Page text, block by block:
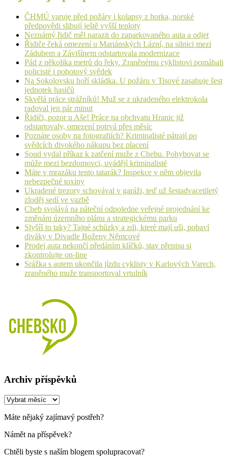
ČHMÚ varuje před požáry i kolapsy z horka, norské
předpovědi slibují ještě vyšší teploty
Neznámý řidič měl narazit do zaparkovaného auta a odjet
Řidiče čeká omezení u Mariánských Lázní, na silnici mezi
Zádubem a Závišínem odstartovala modernizace
Pád z několika metrů do řeky. Zraněnému cyklistovi pomáhali
policisté i pohotový svědek
Na Sokolovsku hoří skládka. U požáru v Tisové zasahuje šest
jednotek hasičů
Skvělá práce strážníků! Muž se z ukradeného elektrokola
radoval jen pár minut
Řidiči, pozor u Aše! Práce na obchvatu Hranic již
odstartovaly, omezení potrvá přes měsíc
Poznáte osoby na fotografiích? Kriminalisté pátrají po
svědcích divokého nákupu bez placení
Soud vydal příkaz k zatčení muže z Chebu. Pohybovat se
může mezi bezdomovci, uvádějí kriminalisté
Máte v mrazáku tento tatarák? Inspekce v něm objevila
nebezpečné toxiny
Ukradené trezory schovával v garáži, teď už šestadvacetiletý
zloděj sedí ve vazbě
Cheb svolává na páteční odpoledne veřejné projednání ke
změnám územního plánu a strategickému parku
Slyšíš to taky? Tajné schůzky a zdi, které mají uši, pobaví
diváky v Divadle Boženy Němcové
Prodej auta nekončí předáním klíčků, stav přepisu si
zkontrolujte on-line
Srážka s autem ukončila jízdu cyklisty v Karlových Varech,
zraněného muže transportoval vrtulník
Archiv příspěvků
Archiv
Máte nějaký zajímavý postřeh?
Námět na příspěvek?
Chtěli byste s naším blogem spolupracovat?